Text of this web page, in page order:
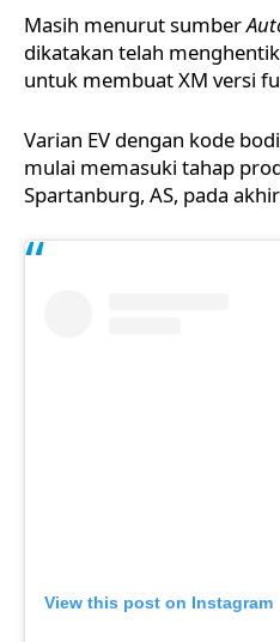
Masih menurut sumber
dikatakan telah
untuk membuat XM versi
Varian EV dengan kode
mulai memasuki tahap
Spartanburg, AS, pada
View this post on Instagram